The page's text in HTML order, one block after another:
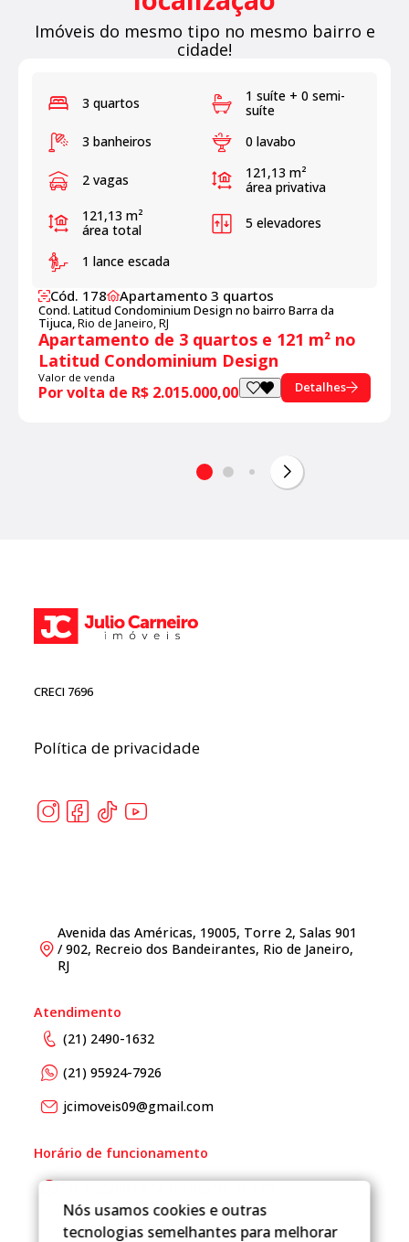
Imóveis do mesmo tipo no mesmo bairro e
cidade!
3 quartos
1 suíte + 0 semi-
suíte
3 banheiros
0 lavabo
2 vagas
121,13 m²
área privativa
121,13 m²
área total
5 elevadores
1 lance escada
Cód. 178 Apartamento 3 quartos
Cond. Latitud Condominium Design no bairro Barra da
Tijuca,Rio de Janeiro, RJ
Apartamento de 3 quartos e 121 m² no
Latitud Condominium Design
Valor de venda
Por volta de R$ 2.015.000,00 Detalhes
CRECI 7696
Política de privacidade
Avenida das Américas, 19005, Torre 2, Salas 901
/ 902, Recreio dos Bandeirantes, Rio de Janeiro,
RJ
Atendimento
(21) 2490-1632
(21) 95924-7926
jcimoveis09@gmail.com
Horário de funcionamento
Nós usamos cookies e outras
tecnologias semelhantes para melhorar